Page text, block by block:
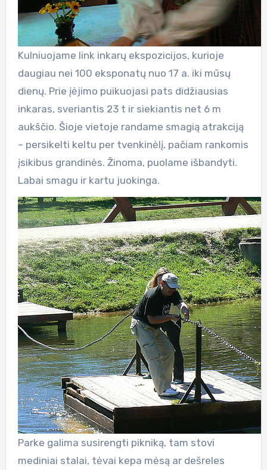
Kulniuojame link inkarų ekspozicijos, kurioje
daugiau nei 100 eksponatų nuo 17 a. iki mūsų
dienų. Prie įėjimo puikuojasi pats didžiausias
inkaras, sveriantis 23 t ir siekiantis net 6 m
aukščio. Šioje vietoje randame smagią atrakciją
– persikelti keltu per tvenkinėlį, pačiam rankomis
įsikibus grandinės. Žinoma, puolame išbandyti.
Labai smagu ir kartu juokinga.
Parke galima susirengti pikniką, tam stovi
mediniai stalai, tėvai kepa mėsą ar dešreles